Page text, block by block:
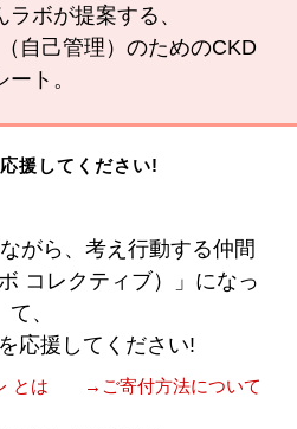
ボが提案する、
自己管理）のためのCKD
ート。
援してください!
がら、考え行動する仲間
コレクティブ）」になっ
て、
応援してください!
とは →ご寄付方法について